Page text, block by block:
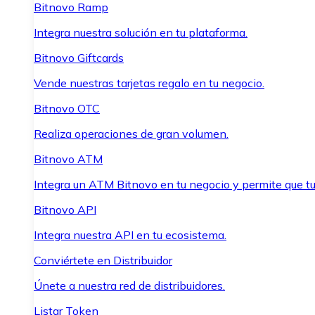
Bitnovo Ramp
Integra nuestra solución en tu plataforma.
Bitnovo Giftcards
Vende nuestras tarjetas regalo en tu negocio.
Bitnovo OTC
Realiza operaciones de gran volumen.
Bitnovo ATM
Integra un ATM Bitnovo en tu negocio y permite que
Bitnovo API
Integra nuestra API en tu ecosistema.
Conviértete en Distribuidor
Únete a nuestra red de distribuidores.
Listar Token